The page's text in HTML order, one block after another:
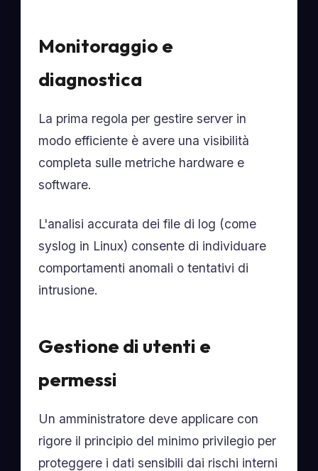
Monitoraggio e
diagnostica
La prima regola per gestire server in
modo efficiente è avere una visibilità
completa sulle metriche hardware e
software.
L'analisi accurata dei file di log (come
syslog in Linux) consente di individuare
comportamenti anomali o tentativi di
intrusione.
Gestione di utenti e
permessi
Un amministratore deve applicare con
rigore il principio del minimo privilegio per
proteggere i dati sensibili dai rischi interni